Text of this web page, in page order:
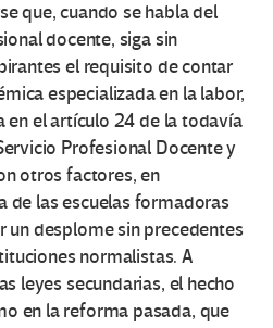
que, cuando se habla del
docente, siga sin
el requisito de contar
especializada en la labor,
en el artículo 24 de la todavía
Profesional Docente y
otros factores, en
de las escuelas formadoras
desplome sin precedentes
normalistas. A
leyes secundarias, el hecho
en la reforma pasada, que